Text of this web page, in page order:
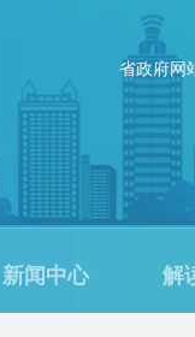
省政府网
新闻中心 解